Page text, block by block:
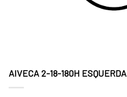
AIVECA 2-18-180H ESQUERDA